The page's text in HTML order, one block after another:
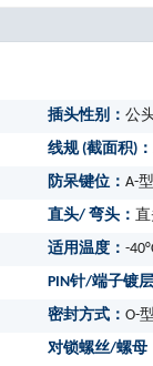
插头性别： 公
线规 (截面积)：
防呆键位： A-
直头/ 弯头：
适用温度： -
PIN针/端子镀层
密封方式： O-
对锁螺丝/螺母